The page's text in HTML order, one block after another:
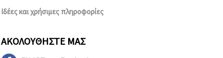
Ιδέες και χρήσιμες πληροφορίες
ΑΚΟΛΟΥΘΉΣΤΕ ΜΑΣ